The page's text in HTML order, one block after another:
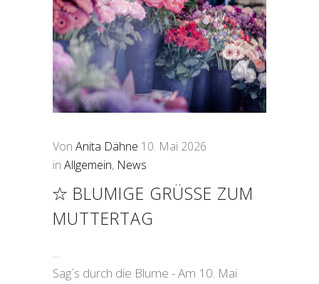
Von Anita Dähne 10. Mai 2026
in Allgemein, News
BLUMIGE GRÜSSE ZUM M
UTTERTAG
Sag´s durch die Blume - Am 10. Mai